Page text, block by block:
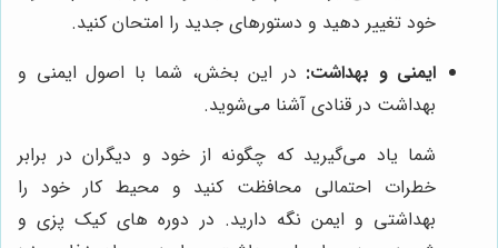
خود تغییر دهید و دستورهای جدید را امتحان کنید.
ایمنی و بهداشت: در این بخش، شما با اصول ایمنی و
بهداشت در قنادی آشنا می‌شوید.
شما یاد می‌گیرید که چگونه از خود و دیگران در برابر
خطرات احتمالی محافظت کنید و محیط کار خود را
بهداشتی و ایمن نگه دارید. در دوره های کیک پزی و